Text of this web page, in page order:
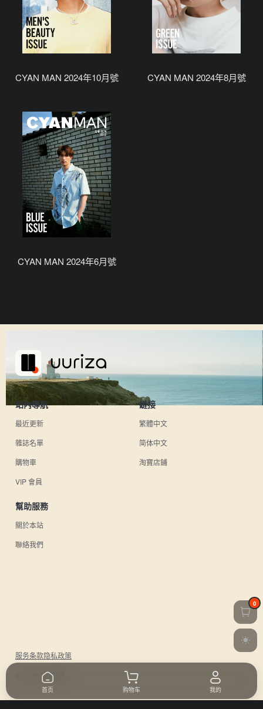
CYAN MAN 2024年10月號 CYAN MAN 2024年8月號
CYAN MAN 2024年6月號
站內導航
最近更新
雜誌名單
購物車
VIP 會員
鏈接
繁體中文
简体中文
淘寶店鋪
幫助服務
關於本站
聯絡我們
服务条款隐私政策
© 2026 UU日雜.
0
首页 购物车 我的